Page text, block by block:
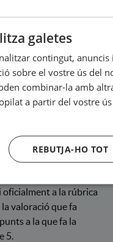
la rúbrica d’avaluació
entre les dues
una visió global del
La titular de
de la tutora clínica i
diferencia de 2
acadèmica serà
a la rúbrica
valoració que fa
a la que fa la
5.
galetes
contingut,
sobre el vostre ús del
combinar-la amb
a partir del vostre ús
REBUTJA-HO TOT